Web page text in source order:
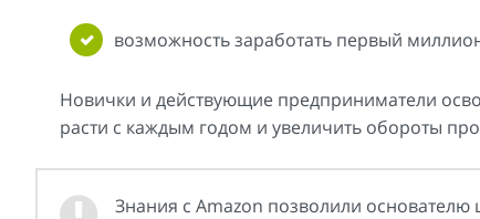
возможность заработать первый
Новички и действующие предприниматели
расти с каждым годом и увеличить обороты
Знания с Amazon позволили